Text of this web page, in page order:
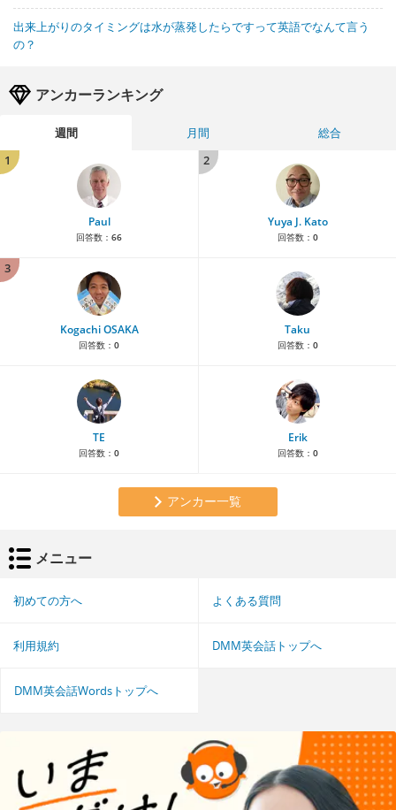
出来上がりのタイミングは水が蒸発したらですって英語でなんて言う
の？
アンカーランキング
週間 月間
総合
1
Paul
回答数： 66
2
Yuya J. Kato
回答数： 0
3
Kogachi OSAKA
回答数： 0
Taku
回答数： 0
TE
回答数： 0
Erik
回答数： 0
アンカー一覧
メニュー
初めての方へ よくある質問
利用規約 DMM英会話トップへ
DMM英会話Wordsトップへ